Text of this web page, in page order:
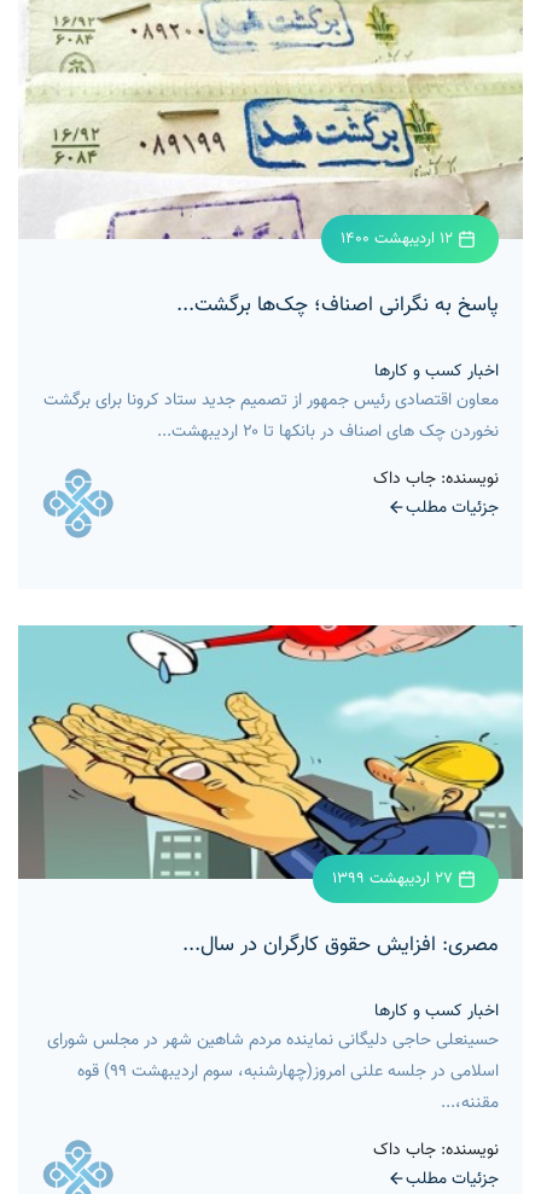
پاسخ به نگرانی اصناف‎؛ چک‌ها برگشت...
اخبار کسب و کارها
معاون اقتصادی رئیس جمهور از تصمیم جدید ستاد کرونا برای برگشت
نخوردن چک های اصناف در بانکها تا ۲۰ اردیبهشت...
نویسنده: جاب داک
جزئیات مطلب
مصری: افزایش حقوق کارگران در سال...
اخبار کسب و کارها
حسینعلی حاجی دلیگانی نماینده مردم شاهین شهر در مجلس شورای
اسلامی در جلسه علنی امروز(چهارشنبه، سوم اردیبهشت 99) قوه
مقننه،...
نویسنده: جاب داک
جزئیات مطلب